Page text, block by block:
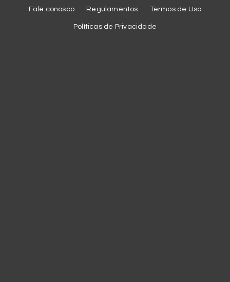
Fale conosco Regulamentos Termos de Uso
Políticas de Privacidade